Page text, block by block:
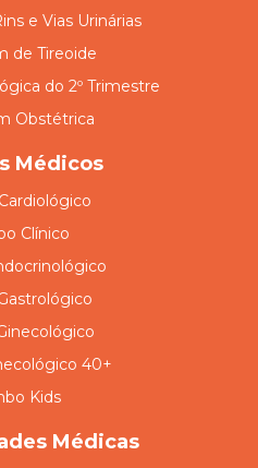
e Vias Urinárias
de Tireoide
do 2º Trimestre
Obstétrica
Médicos
Clínico
40+
Kids
Médicas